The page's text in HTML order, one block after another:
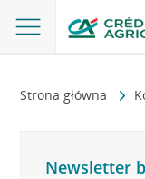
Strona główna
Newsletter